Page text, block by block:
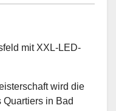
mit XXL-LED-
wird die
in Bad